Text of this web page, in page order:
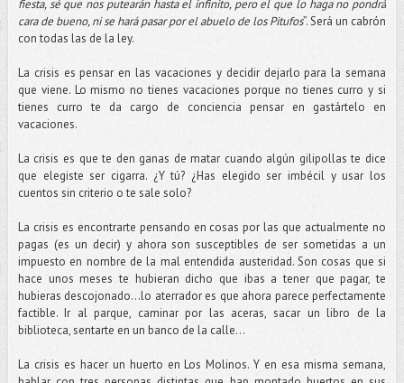
fiesta, sé que nos putearán hasta el infinito, pero el que lo haga no pondrá
cara de bueno, ni se hará pasar por el abuelo de los Pitufos”. Será un cabrón
con todas las de la ley.
La crisis es pensar en las vacaciones y decidir dejarlo para la semana
que viene. Lo mismo no tienes vacaciones porque no tienes curro y si
tienes curro te da cargo de conciencia pensar en gastártelo en
vacaciones.
La crisis es que te den ganas de matar cuando algún gilipollas te dice
que elegiste ser cigarra. ¿Y tú? ¿Has elegido ser imbécil y usar los
cuentos sin criterio o te sale solo?
La crisis es encontrarte pensando en cosas por las que actualmente no
pagas (es un decir) y ahora son susceptibles de ser sometidas a un
impuesto en nombre de la mal entendida austeridad. Son cosas que si
hace unos meses te hubieran dicho que ibas a tener que pagar, te
hubieras descojonado…lo aterrador es que ahora parece perfectamente
factible. Ir al parque, caminar por las aceras, sacar un libro de la
biblioteca, sentarte en un banco de la calle…
La crisis es hacer un huerto en Los Molinos. Y en esa misma semana,